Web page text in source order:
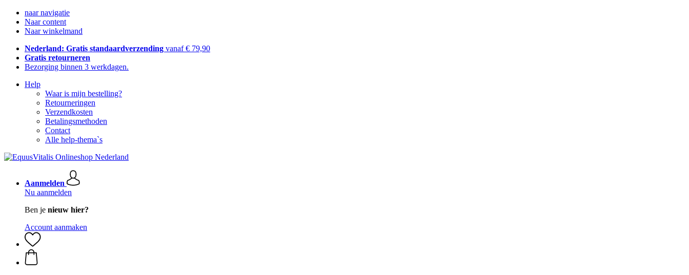
naar navigatie
Naar content
Naar winkelmand
Nederland: Gratis standaardverzending vanaf € 79,90
Gratis retourneren
Bezorging binnen 3 werkdagen.
Help
Waar is mijn bestelling?
Retourneringen
Verzendkosten
Betalingsmethoden
Contact
Alle help-thema`s
Aanmelden
Nu aanmelden
Ben je nieuw hier?
Account aanmaken